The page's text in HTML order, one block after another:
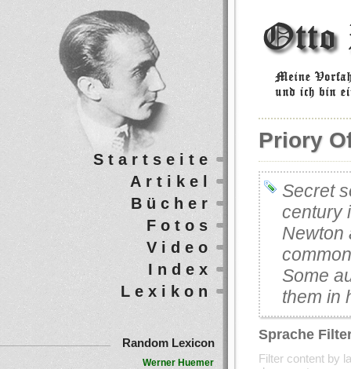
Priory
Secret
century
Newton
Some
them in
Sprache
Filter content by
Startseite
Artikel
Bücher
Fotos
Video
Index
Lexikon
Random Lexicon
Werner Huemer